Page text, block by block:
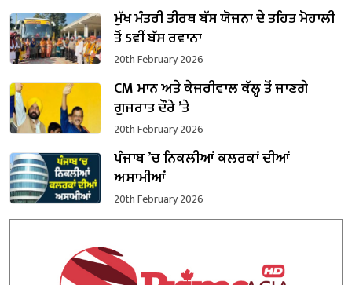
ਮੁੱਖ ਮੰਤਰੀ ਤੀਰਥ ਬੱਸ ਯੋਜਨਾ ਦੇ ਤਹਿਤ ਮੋਹਾਲੀ
ਤੋਂ 5ਵੀਂ ਬੱਸ ਰਵਾਨਾ
20th February 2026
CM ਮਾਨ ਅਤੇ ਕੇਜਰੀਵਾਲ ਕੱਲ੍ਹ ਤੋਂ ਜਾਣਗੇ
ਗੁਜਰਾਤ ਦੌਰੇ ’ਤੇ
20th February 2026
ਪੰਜਾਬ ’ਚ ਨਿਕਲੀਆਂ ਕਲਰਕਾਂ ਦੀਆਂ
ਅਸਾਮੀਆਂ
20th February 2026